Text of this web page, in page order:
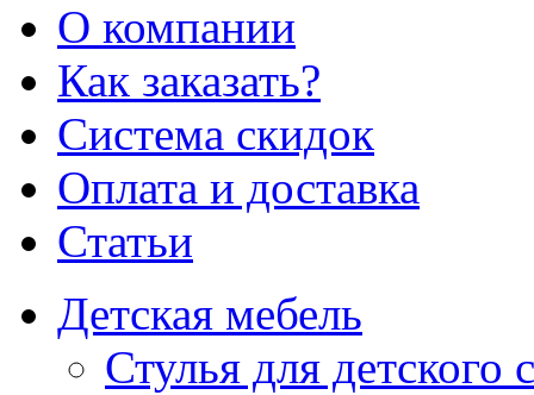
О компании
Как заказать?
Система скидок
Оплата и доставка
Статьи
Детская мебель
Стулья для детского